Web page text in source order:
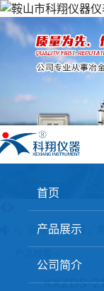
首页
产品展示
焦炭高温性能
公司简介
，没有人为误差，
KXZDS-